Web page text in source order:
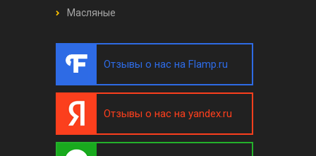
Масляные
Отзывы о нас на Flamp.ru
Отзывы о нас на yandex.ru